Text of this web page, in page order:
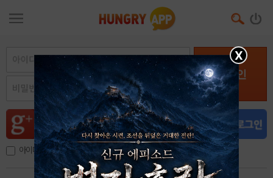
로그인
아이디, 이메일 저장
X